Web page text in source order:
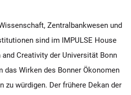
Zentralbankwesen und
sind im IMPULSE House
Creativity der Universität Bonn
das Wirken des Bonner Ökonomen
zu würdigen. Der frühere Dekan der